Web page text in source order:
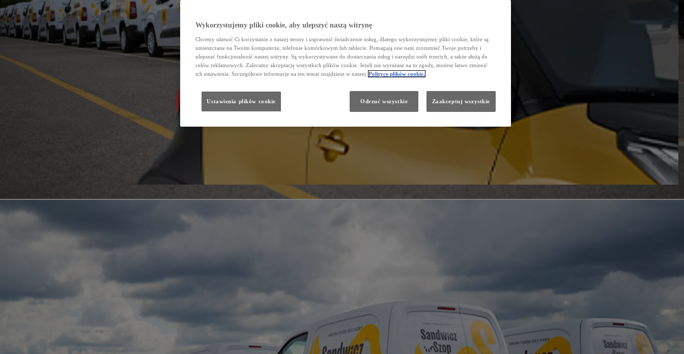
Wykorzystujemy pliki cookie, aby ulepszyć naszą witrynę
Chcemy ułatwić Ci korzystanie z naszej strony i usprawnić świadczenie usług, dlatego wykorzystujemy pliki cookie, które są
umieszczane na Twoim komputerze, telefonie komórkowym lub tablecie. Pomagają one nam zrozumieć Twoje potrzeby i
ulepszać funkcjonalność naszej witryny. Są wykorzystywane do dostarczania usług i narzędzi osób trzecich, a także służą do
celów reklamowych. Zalecamy akceptację wszystkich plików cookie. Jeżeli nie wyrażasz na to zgody, możesz łatwo zmienić
ich ustawienia. Szczegółowe informacje na ten temat znajdziesz w naszej Polityce plików cookie.
Ustawienia plików cookie Odrzuć wszystkie Zaakceptuj wszystkie